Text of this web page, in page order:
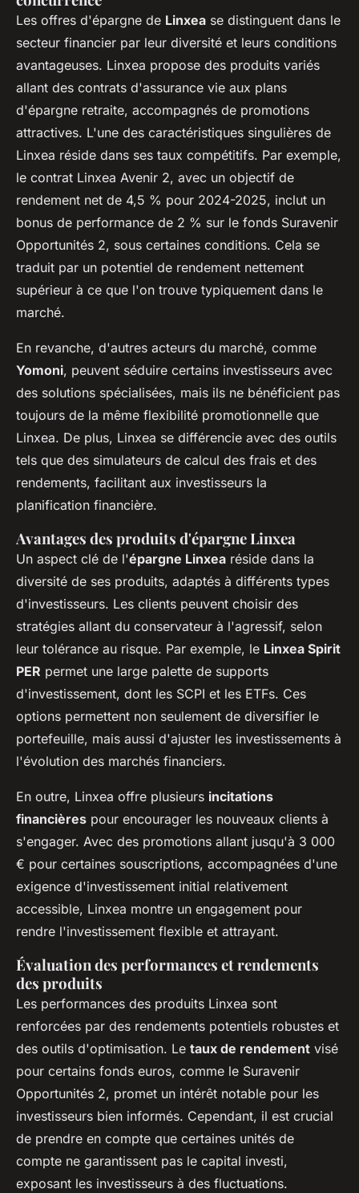
Les offres d'épargne de Linxea se distinguent dans le
secteur financier par leur diversité et leurs conditions
avantageuses. Linxea propose des produits variés
allant des contrats d'assurance vie aux plans
d'épargne retraite, accompagnés de promotions
attractives. L'une des caractéristiques singulières de
Linxea réside dans ses taux compétitifs. Par exemple,
le contrat Linxea Avenir 2, avec un objectif de
rendement net de 4,5 % pour 2024-2025, inclut un
bonus de performance de 2 % sur le fonds Suravenir
Opportunités 2, sous certaines conditions. Cela se
traduit par un potentiel de rendement nettement
supérieur à ce que l'on trouve typiquement dans le
marché.
En revanche, d'autres acteurs du marché, comme
Yomoni, peuvent séduire certains investisseurs avec
des solutions spécialisées, mais ils ne bénéficient pas
toujours de la même flexibilité promotionnelle que
Linxea. De plus, Linxea se différencie avec des outils
tels que des simulateurs de calcul des frais et des
rendements, facilitant aux investisseurs la
planification financière.
Avantages des produits d'épargne Linxea
Un aspect clé de l'épargne Linxea réside dans la
diversité de ses produits, adaptés à différents types
d'investisseurs. Les clients peuvent choisir des
stratégies allant du conservateur à l'agressif, selon
leur tolérance au risque. Par exemple, le Linxea Spirit
PER permet une large palette de supports
d'investissement, dont les SCPI et les ETFs. Ces
options permettent non seulement de diversifier le
portefeuille, mais aussi d'ajuster les investissements à
l'évolution des marchés financiers.
En outre, Linxea offre plusieurs incitations
financières pour encourager les nouveaux clients à
s'engager. Avec des promotions allant jusqu'à 3 000
€ pour certaines souscriptions, accompagnées d'une
exigence d'investissement initial relativement
accessible, Linxea montre un engagement pour
rendre l'investissement flexible et attrayant.
Évaluation des performances et rendements
des produits
Les performances des produits Linxea sont
renforcées par des rendements potentiels robustes et
des outils d'optimisation. Le taux de rendement visé
pour certains fonds euros, comme le Suravenir
Opportunités 2, promet un intérêt notable pour les
investisseurs bien informés. Cependant, il est crucial
de prendre en compte que certaines unités de
compte ne garantissent pas le capital investi,
exposant les investisseurs à des fluctuations.